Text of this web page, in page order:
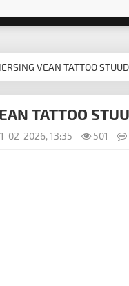
VEAN TATTOO
TATTOO
02-2026, 13:35 501